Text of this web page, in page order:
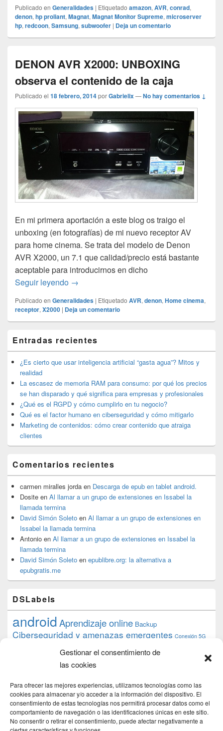
Gestionar el consentimiento de
las cookies
Para ofrecer las mejores experiencias, utilizamos tecnologías como las
cookies para almacenar y/o acceder a la información del dispositivo. El
consentimiento de estas tecnologías nos permitirá procesar datos como el
comportamiento de navegación o las identificaciones únicas en este sitio.
No consentir o retirar el consentimiento, puede afectar negativamente a
Publicado en Generalidades | Etiquetado amazon, AVR, conrad,
denon, hp proliant, Magnat, Magnat Monitor Supreme, microserver
hp, redcoon, Samsung, subwoofer | Deja un comentario
DENON AVR X2000: UNBOXING
observa el contenido de la caja
Publicado el 18 febrero, 2014porGabrielix—No hay comentarios ↓
En mi primera aportación a este blog os traigo el
unboxing (en fotografías) de mi nuevo receptor AV
para home cinema. Se trata del modelo de Denon
AVR X2000, un 7.1 que calidad/precio está bastante
aceptable para introducirnos en dicho
Seguir leyendo DENON AVR X2000: UNBOXING
→
Publicado en Generalidades | Etiquetado AVR, denon, Home cinema,
receptor, X2000 | Deja un comentario
área
de
widget
barra
lateral
primaria
Entradas recientes
¿Es cierto que usar inteligencia artificial “gasta agua”? Mitos y
realidad
La escasez de memoria RAM para consumo: por qué los precios
se han disparado y qué significa para empresas y profesionales
¿Qué es el RGPD y cómo cumplirlo en tu negocio?
Qué es el factor humano en ciberseguridad y cómo mitigarlo
Marketing de contenidos: cómo crear contenido que atraiga
clientes
Comentarios recientes
carmen miralles jorda en Descarga de epub en tablet android.
Dosite en Al llamar a un grupo de extensiones en Issabel la
llamada termina
David Simón Soleto en Al llamar a un grupo de extensiones en
Issabel la llamada termina
Antonio en Al llamar a un grupo de extensiones en Issabel la
llamada termina
David Simón Soleto en epublibre.org: la alternativa a
epubgratis.me
DSLabels
androidAprendizaje online Backup
Ciberseguridad y amenazas emergentes Conexión 5G
datos debian desarrollo web
Formación Google
iphone
proyecto PS4 python Raspberryraspberrypi
raspbian review Servidor Web Sostenibilidad
tecnológicaTecnología torrent
transmissiontutorial ubuntu server Windows